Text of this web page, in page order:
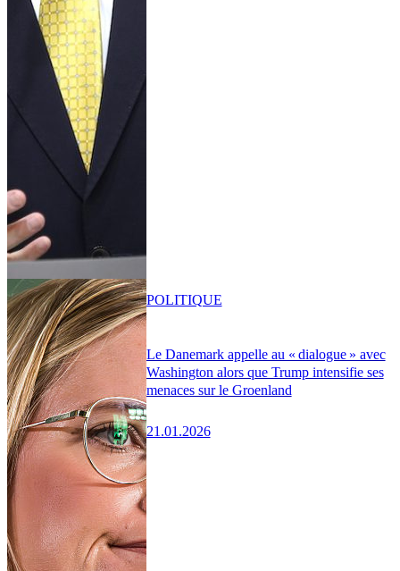
Le Danemark appelle au « dialogue » avec
Washington alors que Trump intensifie ses
menaces sur le Groenland
21.01.2026
POLITIQUE